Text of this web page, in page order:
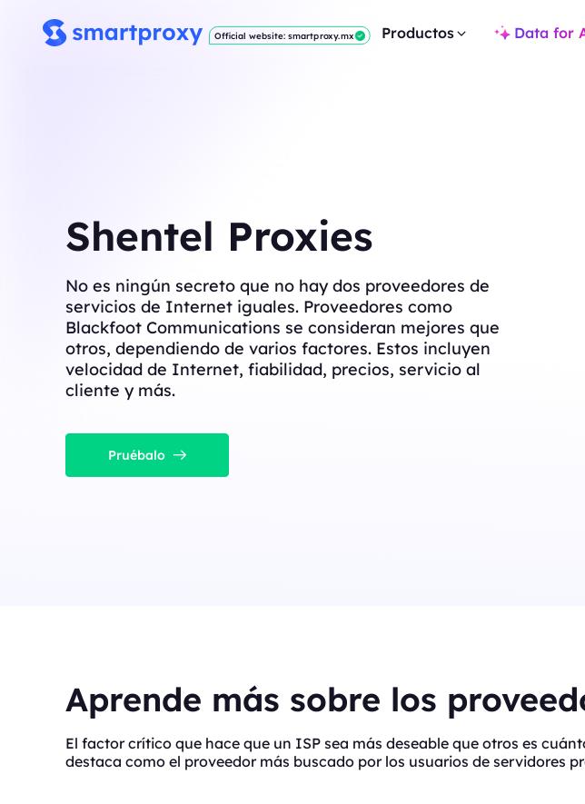
Official website: smartproxy.mx Productos Data for
Shentel Proxies
No es ningún secreto que no hay dos proveedores de
servicios de Internet iguales. Proveedores como
Blackfoot Communications se consideran mejores que
otros, dependiendo de varios factores. Estos incluyen
velocidad de Internet, fiabilidad, precios, servicio al
cliente y más.
Pruébalo
Aprende más sobre los
El factor crítico que hace que un ISP sea más deseable que otros es
destaca como el proveedor más buscado por los usuarios de servidores